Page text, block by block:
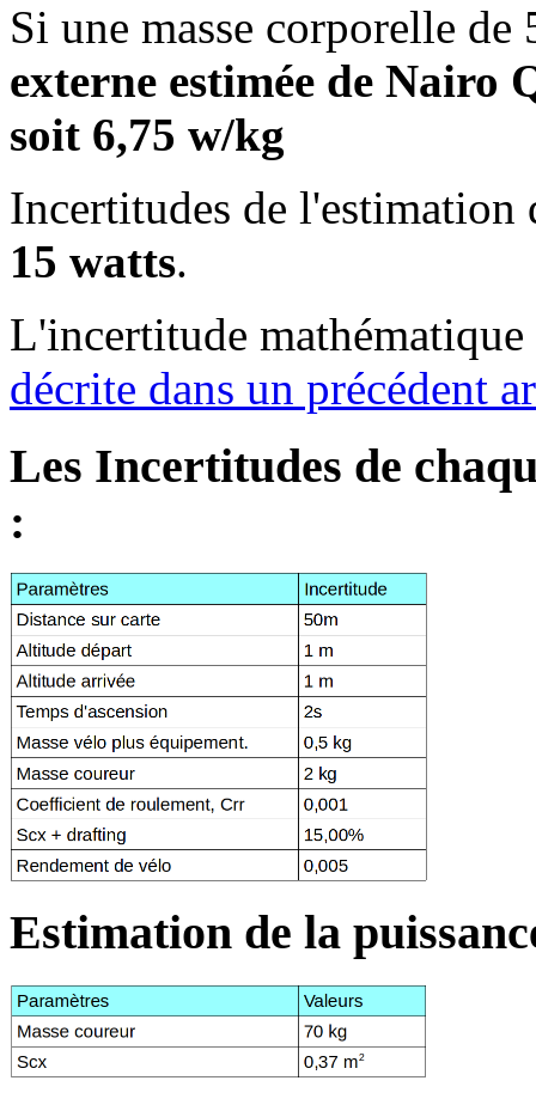
Si une masse corporelle
externe estimée de Nairo
soit 6,75 w/kg
Incertitudes de l'estimation
15 watts.
L'incertitude
décrite dans un précédent
Les Incertitudes de
:
Estimation de la